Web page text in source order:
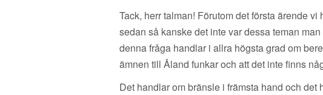
Tack, herr talman! Förutom det första ärende
sedan så kanske det inte var dessa teman
denna fråga handlar i allra högsta grad om
ämnen till Åland funkar och att det inte finns
Det handlar om bränsle i främsta hand och